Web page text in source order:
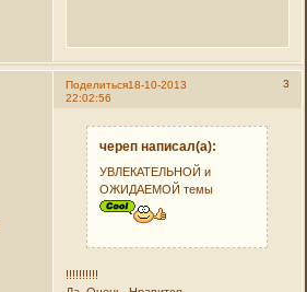
Поделиться 3
18-10-2013
22:02:56
череп написал(а):
УВЛЕКАТЕЛЬНОЙ и
ОЖИДАЕМОЙ темы
!!!!!!!!!!